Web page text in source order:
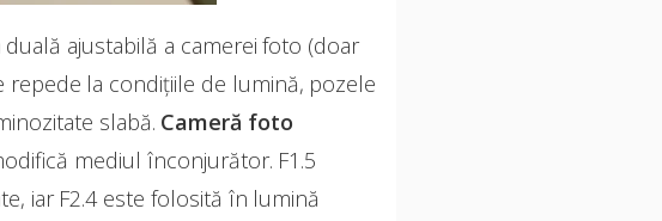
duală ajustabilă a camerei foto (doar
repede la condițiile de lumină, pozele
slabă. Cameră foto
mediul înconjurător. F1.5
iar F2.4 este folosită în lumină